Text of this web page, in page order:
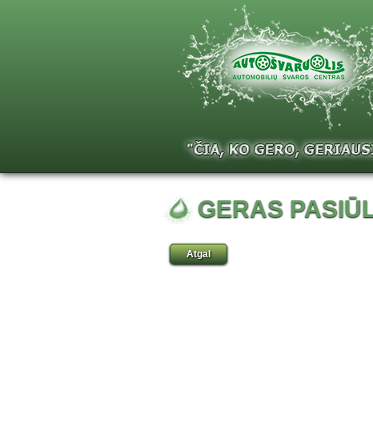
GERAS
Atgal